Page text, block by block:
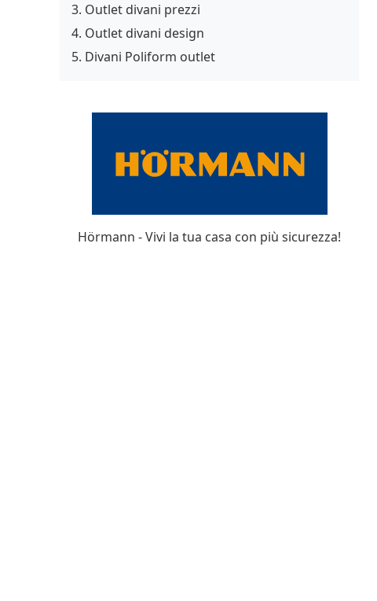
Outlet divani prezzi
Outlet divani design
Divani Poliform outlet
Hörmann - Vivi la tua casa con più sicurezza!